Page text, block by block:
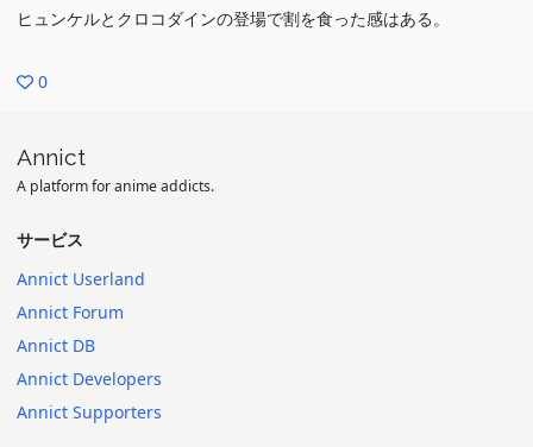
ヒュンケルとクロコダインの登場で割を食った感はある。
0
Annict
A platform for anime addicts.
サービス
Annict Userland
Annict Forum
Annict DB
Annict Developers
Annict Supporters